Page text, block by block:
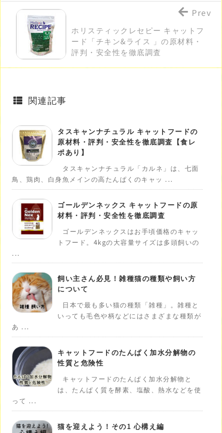
ホリスティックレセピー キャットフ
ード「チキン&ライス 」の原材料・
評判・安全性を徹底調査
Prev
関連記事
タスキャンナチュラル キャットフードの
原材料・評判・安全性を徹底調査【食レ
ポあり】
タスキャンナチュラル「カルネ」は、七面
鳥、鶏肉、白身魚メインの高たんぱくのキャッ ...
ゴールデンネックス キャットフードの原
材料・評判・安全性を徹底調査
ゴールデンネックスはお手頃価格のキャッ
トフード。4kgの大容量サイズは多頭飼いの
...
飼い主さん必見！雑種猫の種類や飼い方
について
日本で最も多い猫の種類「雑種」。雑種と
いっても毛色や柄などにはさまざまな種類が
あ ...
キャットフードのたんぱく加水分解物の
性質と危険性
キャットフードのたんぱく加水分解物と
は、たんぱく質を酵素、塩酸、熱水などを使
って ...
猫を迎えよう！その1 心構え編